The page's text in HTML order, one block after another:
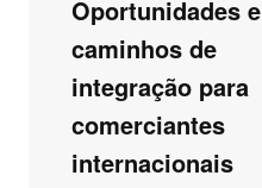
Oportunidades e
caminhos de
integração para
comerciantes
internacionais